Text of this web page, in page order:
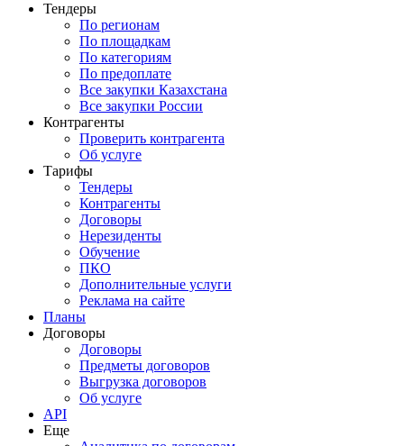
Тендеры
По регионам
По площадкам
По категориям
По предоплате
Все закупки Казахстана
Все закупки России
Контрагенты
Проверить контрагента
Об услуге
Тарифы
Тендеры
Контрагенты
Договоры
Нерезиденты
Обучение
ПКО
Дополнительные услуги
Реклама на сайте
Планы
Договоры
Договоры
Предметы договоров
Выгрузка договоров
Об услуге
API
Еще